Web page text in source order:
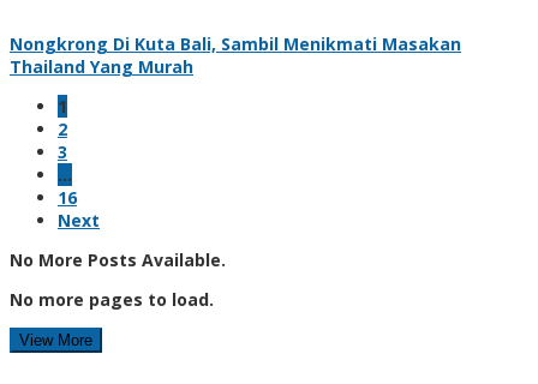
Nongkrong Di Kuta Bali, Sambil Menikmati Masakan
Thailand Yang Murah
1
2
3
…
16
Next
No More Posts Available.
No more pages to load.
View More